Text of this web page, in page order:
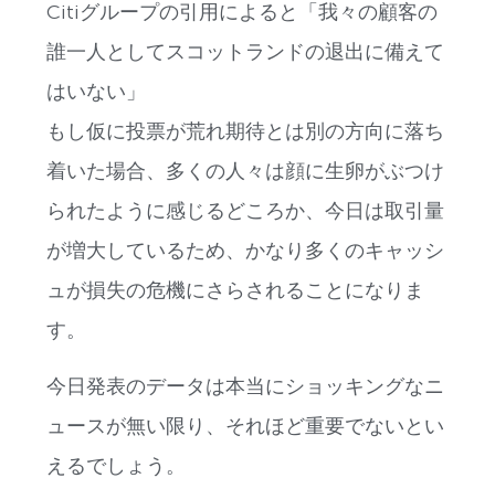
Citiグループの引用によると「我々の顧客の
誰一人としてスコットランドの退出に備えて
はいない」
もし仮に投票が荒れ期待とは別の方向に落ち
着いた場合、多くの人々は顔に生卵がぶつけ
られたように感じるどころか、今日は取引量
が増大しているため、かなり多くのキャッシ
ュが損失の危機にさらされることになりま
す。
今日発表のデータは本当にショッキングなニ
ュースが無い限り、それほど重要でないとい
えるでしょう。